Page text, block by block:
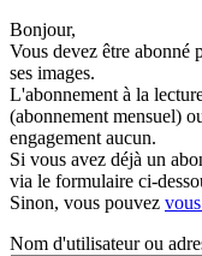
Bonjour,
Vous devez être abonné
ses images.
L'abonnement à la
(abonnement mensuel)
engagement aucun.
Si vous avez déjà un
via le formulaire ci-
Sinon, vous pouvez
Nom d'utilisateur ou